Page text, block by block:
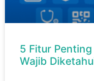
5 Fitur
Wajib